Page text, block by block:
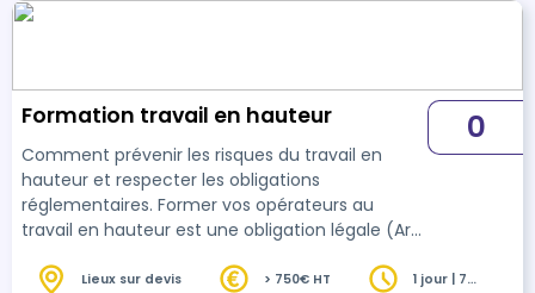
Formation travail en hauteur
Comment prévenir les risques du travail en
hauteur et respecter les obligations
réglementaires. Former vos opérateurs au
travail en hauteur est une obligation légale (Art.
utilisent des EPI anti-chute, ils doivent être
0
Lieux sur devis > 750€ HT
1 jour | 7